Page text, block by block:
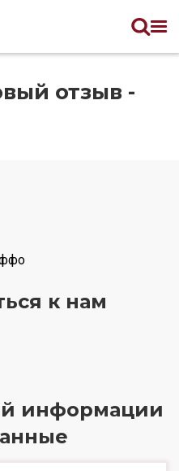
отзыв -
к нам
информации